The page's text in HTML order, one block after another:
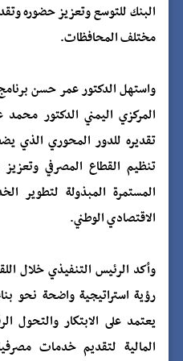
البنك للتوسع وتعزيز حضوره
مختلف المحافظات.
واستهل الدكتور عمر حسن
المركزي اليمني الدكتور
تقديره للدور المحوري الذي
تنظيم القطاع المصرفي وتعزيز
المستمرة المبذولة لتطوير
الاقتصادي الوطني.
وأكد الرئيس التنفيذي خلال
رؤية استراتيجية واضحة نحو
يعتمد على الابتكار والتحول
المالية لتقديم خدمات